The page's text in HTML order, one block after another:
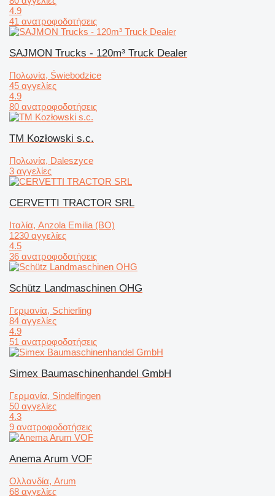
4.9
41 ανατροφοδοτήσεις
SAJMON Trucks - 120m³ Truck Dealer
Πολωνία, Świebodzice
45 αγγελίες
4.9
80 ανατροφοδοτήσεις
TM Kozłowski s.c.
Πολωνία, Daleszyce
3 αγγελίες
CERVETTI TRACTOR SRL
Ιταλία, Anzola Emilia (BO)
1230 αγγελίες
4.5
36 ανατροφοδοτήσεις
Schütz Landmaschinen OHG
Γερμανία, Schierling
84 αγγελίες
4.9
51 ανατροφοδοτήσεις
Simex Baumaschinenhandel GmbH
Γερμανία, Sindelfingen
50 αγγελίες
4.3
9 ανατροφοδοτήσεις
Anema Arum VOF
Ολλανδία, Arum
68 αγγελίες